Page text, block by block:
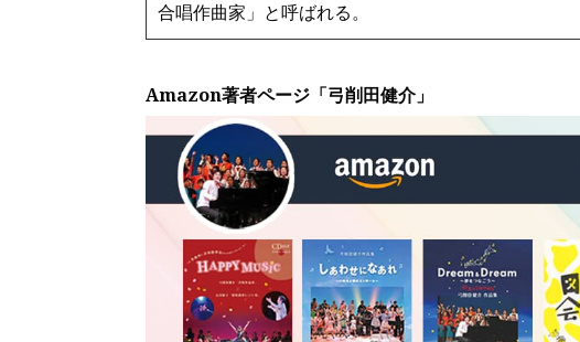
合唱作曲家」と呼ばれる。
Amazon著者ページ「弓削田健介」